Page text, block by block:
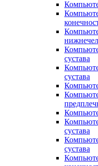
сустава
сустава
сустава
сустава